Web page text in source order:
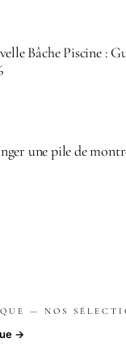
Bâche Piscine :
une pile de
— NOS
→